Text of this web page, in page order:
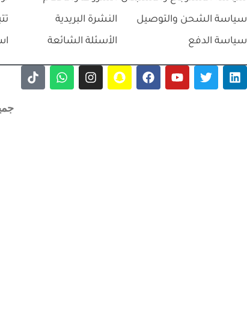
سياسة الشحن والتوصيل
سياسة الدفع
النشرة البريدية
الأسئلة الشائعة